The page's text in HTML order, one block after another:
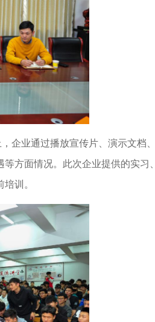
企业通过播放宣传片、演示文档、
方面情况。此次企业提供的实习、
训。